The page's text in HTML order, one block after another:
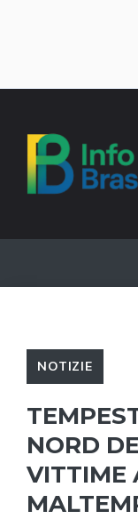
contenuto
NOTIZIE
NORD
VITTIME